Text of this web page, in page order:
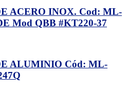
ACERO INOX. Cod: ML-
Mod QBB #KT220-37
ALUMINIO Cód: ML-